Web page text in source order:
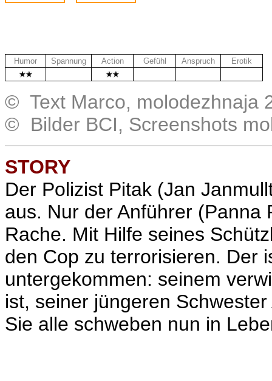
Humor Spannung Action Gefühl Anspruch
Erotik
© Text Marco, molodezhnaja
© Bilder BCI, Screenshots
STORY
Der Polizist Pitak (Jan
aus. Nur der Anführer (Panna
Rache. Mit Hilfe seines
den Cop zu terrorisieren. Der
untergekommen: seinem
ist, seiner jüngeren
Sie alle schweben nun in